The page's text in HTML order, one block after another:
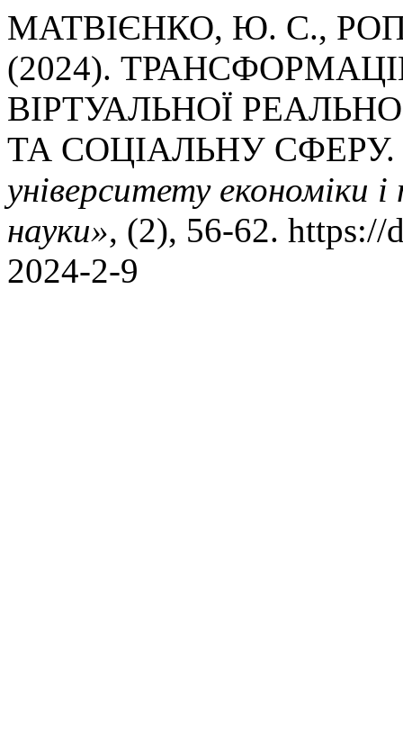
МАТВІЄНКО, Ю. С.,
(2024).
ВІРТУАЛЬНОЇ
ТА СОЦІАЛЬНУ СФЕРУ.
університету економіки і
науки», (2), 56-62. https://
2024-2-9